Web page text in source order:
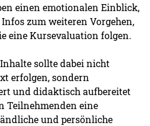
einen emotionalen Einblick,
zum weiteren Vorgehen,
eine Kursevaluation folgen.
sollte dabei nicht
erfolgen, sondern
und didaktisch aufbereitet
Teilnehmenden eine
und persönliche